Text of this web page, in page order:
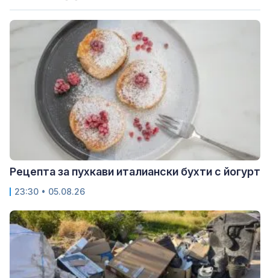
Рецепта за пухкави италиански бухти с йогурт
23:30 • 05.08.26